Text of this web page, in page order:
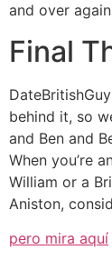
and over
Final
behind it, so
and Ben and
When you’re
William or a
Aniston,
pero mira aquí